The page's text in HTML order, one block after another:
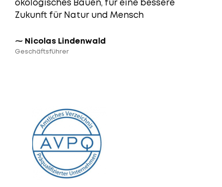
ökologisches Bauen, für eine bessere
Zukunft für Natur und Mensch
⁓ Nicolas Lindenwald
Geschäftsführer